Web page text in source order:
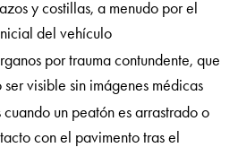
y costillas, a menudo por el
del vehículo
por trauma contundente, que
ser visible sin imágenes médicas
cuando un peatón es arrastrado o
con el pavimento tras el